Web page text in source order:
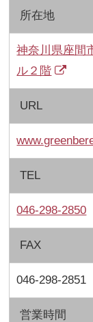
所在地
神奈川県座間
ル２階
URL
TEL
046-298-2850
FAX
046-298-2851
営業時間